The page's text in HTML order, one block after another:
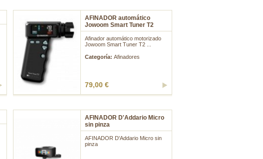
AFINADOR automático
Jowoom Smart Tuner T2
Afinador automático motorizado
Jowoom Smart Tuner T2 ...
Categoría:Afinadores
79,00 €
AFINADOR D'Addario Micro
sin pinza
AFINADOR D'Addario Micro sin
pinza